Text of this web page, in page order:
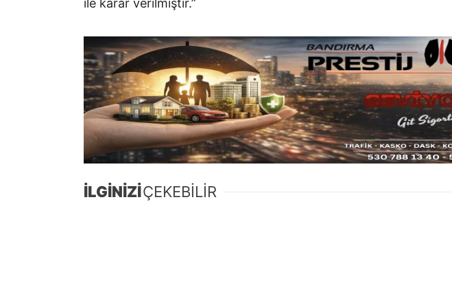
ile karar verilmiştir.”
İLGİNİZİÇEKEBİLİR